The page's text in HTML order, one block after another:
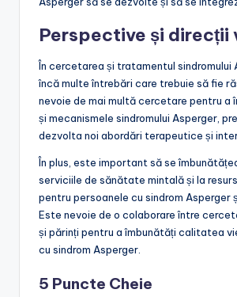
Perspective și direcții
În cercetarea și tratamentul sindromului
încă multe întrebări care trebuie să fie
nevoie de mai multă cercetare pentru a
și mecanismele sindromului Asperger,
dezvolta noi abordări terapeutice și
În plus, este important să se
serviciile de sănătate mintală și la
pentru persoanele cu sindrom Asperger
Este nevoie de o colaborare între
și părinți pentru a îmbunătăți calitatea
cu sindrom Asperger.
5 Puncte Cheie